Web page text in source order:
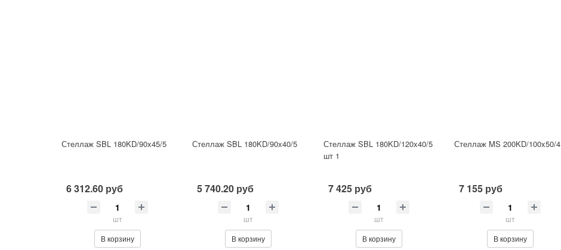
Стеллаж SBL 180KD/90x45/5
6 312.60 руб
шт
В корзину
Стеллаж SBL 180KD/90x40/5
5 740.20 руб
шт
В корзину
Стеллаж SBL 180KD/120x40/5
шт 1
7 425 руб
шт
В корзину
Стеллаж MS 200KD/100x50/4
7 155 руб
шт
В корзину